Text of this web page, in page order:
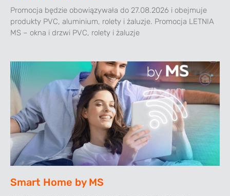
Promocja będzie obowiązywała do 27.08.2026 i obejmuje
produkty PVC, aluminium, rolety i żaluzje. Promocja LETNIA
MS – okna i drzwi PVC, rolety i żaluzje
Smart Home by MS